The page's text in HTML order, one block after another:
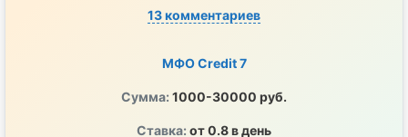
13 комментариев
МФО Credit 7
Сумма: 1000-30000 руб.
Ставка: от 0.8 в день